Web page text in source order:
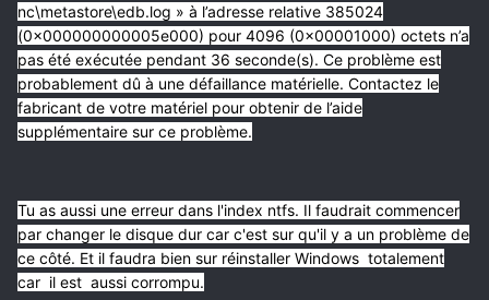
nc\metastore\edb.log » à l’adresse relative 385024
(0x000000000005e000) pour 4096 (0x00001000) octets n’a
pas été exécutée pendant 36 seconde(s). Ce problème est
probablement dû à une défaillance matérielle. Contactez le
fabricant de votre matériel pour obtenir de l’aide
supplémentaire sur ce problème.
Tu as aussi une erreur dans l'index ntfs. Il faudrait commencer
par changer le disque dur car c'est sur qu'il y a un problème de
ce côté. Et il faudra bien sur réinstaller Windows totalement
car il est aussi corrompu.